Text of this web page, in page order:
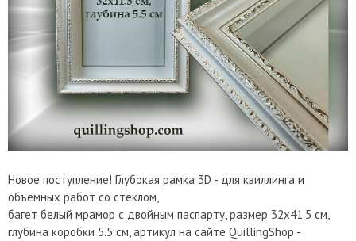
Новое поступление! Глубокая рамка 3D - для квиллинга и
объемных работ со стеклом,
багет белый мрамор с двойным паспарту, размер 32х41.5 см,
глубина коробки 5.5 см, артикул на сайте QuillingShop -